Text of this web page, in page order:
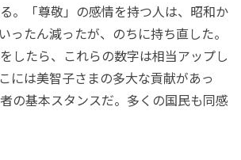
。「尊敬」の感情を持つ人は、昭和か
ったん減ったが、のちに持ち直した。
したら、これらの数字は相当アップし
には美智子さまの多大な貢献があっ
の基本スタンスだ。多くの国民も同感